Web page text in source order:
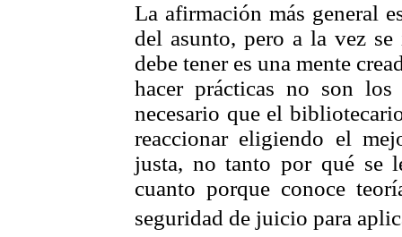
La afirmación más general
del asunto, pero a la vez
debe tener es una mente
hacer prácticas no son los
necesario que el
reaccionar eligiendo el
justa, no tanto por qué se
cuanto porque conoce
seguridad de juicio para